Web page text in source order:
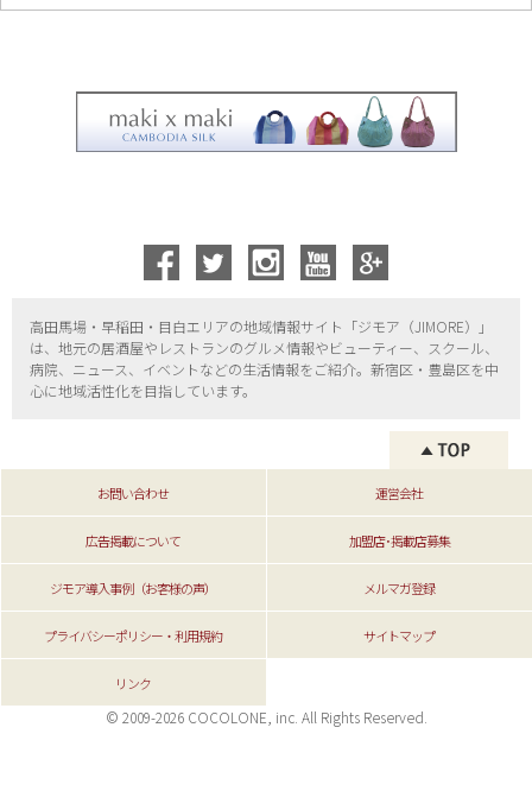
高田馬場・早稲田・目白エリアの地域情報サイト「ジモア（JIMORE）」
は、地元の居酒屋やレストランのグルメ情報やビューティー、
スクール、
病院、ニュース、イベントなどの生活情報をご紹介。新宿区・ 豊島区を中
心に地域活性化を目指しています。
お問い合わせ 運営会社
広告掲載について 加盟店･掲載店募集
ジモア導入事例（お客様の声） メルマガ登録
プライバシーポリシー・利用規約 サイトマップ
リンク
© 2009-2026 COCOLONE, inc. All Rights Reserved.